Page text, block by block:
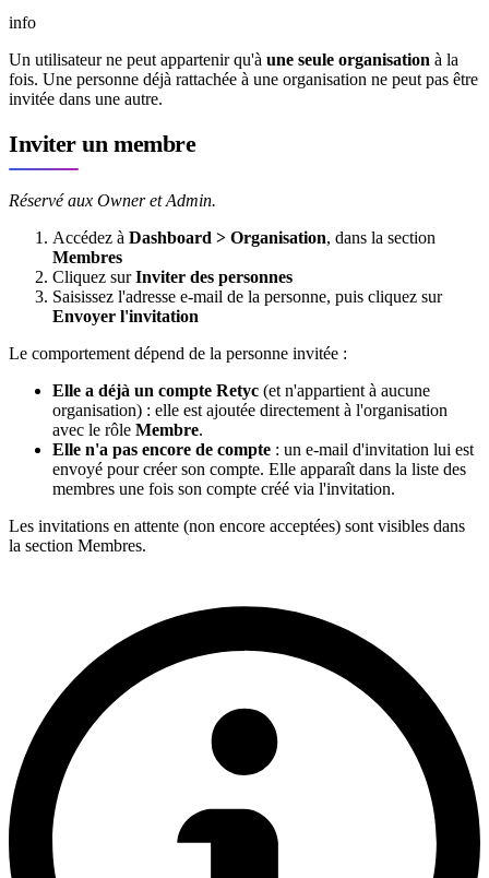
info
Un utilisateur ne peut appartenir qu'à une seule organisation à la
fois. Une personne déjà rattachée à une organisation ne peut pas être
invitée dans une autre.
Inviter un membre
Réservé aux Owner et Admin.
Accédez à Dashboard > Organisation, dans la section
Membres
Cliquez surInviter des personnes
Saisissez l'adresse e-mail de la personne, puis cliquez sur
Envoyer l'invitation
Le comportement dépend de la personne invitée :
Elle a déjà un compte Retyc (et n'appartient à aucune
organisation) : elle est ajoutée directement à l'organisation
avec le rôle Membre.
Elle n'a pas encore de compte : un e-mail d'invitation lui est
envoyé pour créer son compte. Elle apparaît dans la liste des
membres une fois son compte créé via l'invitation.
Les invitations en attente (non encore acceptées) sont visibles dans
la section Membres.